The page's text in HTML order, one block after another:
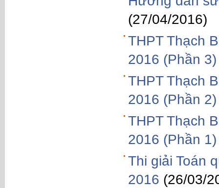
(27/04/2016)
THPT Thạch
2016 (Phần 3)
THPT Thạch
2016 (Phần 2)
THPT Thạch
2016 (Phần 1)
Thi giải Toán
2016 (26/03/